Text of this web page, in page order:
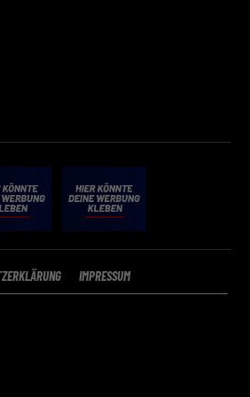
IMPRESSUM
Informationen anzeigen